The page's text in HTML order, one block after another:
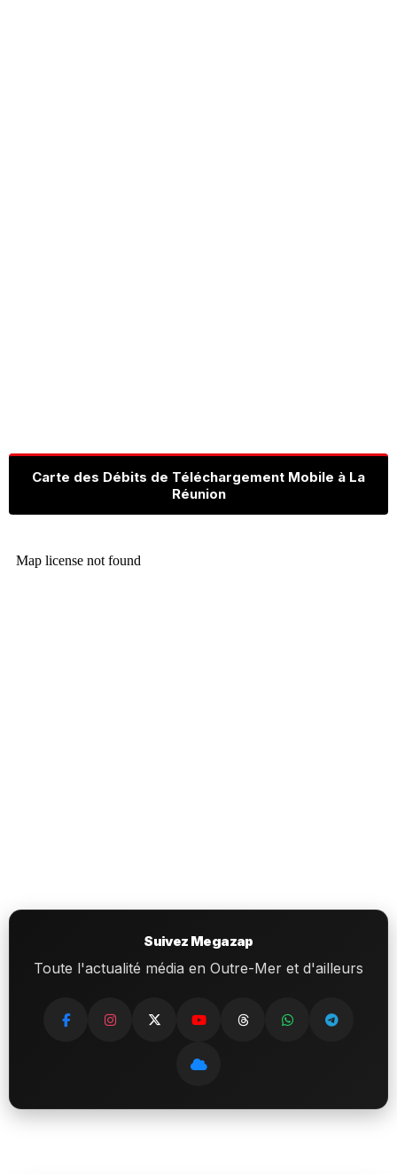
Carte des Débits de Téléchargement Mobile à La
Réunion
Suivez Megazap
Toute l'actualité média en Outre-Mer et d'ailleurs